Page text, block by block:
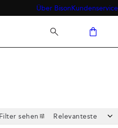
Über BisonKundenservice
sehen